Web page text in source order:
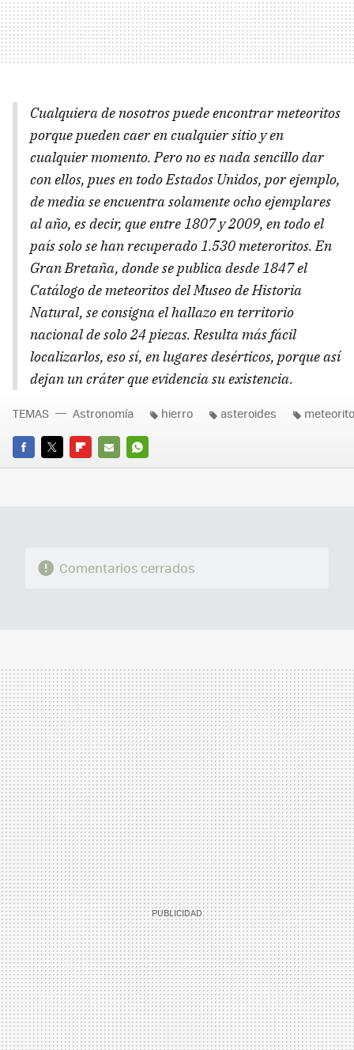
Cualquiera de nosotros puede encontrar meteoritos
porque pueden caer en cualquier sitio y en
cualquier momento. Pero no es nada sencillo dar
con ellos, pues en todo Estados Unidos, por ejemplo,
de media se encuentra solamente ocho ejemplares
al año, es decir, que entre 1807 y 2009, en todo el
país solo se han recuperado 1.530 meteroritos. En
Gran Bretaña, donde se publica desde 1847 el
Catálogo de meteoritos del Museo de Historia
Natural, se consigna el hallazo en territorio
nacional de solo 24 piezas. Resulta más fácil
localizarlos, eso sí, en lugares desérticos, porque así
dejan un cráter que evidencia su existencia.
FACEBOOK
TWITTERFLIPBOARD
E-
WHATSAPP
TEMAS Astronomía hierro asteroides
Comentarios cerrados